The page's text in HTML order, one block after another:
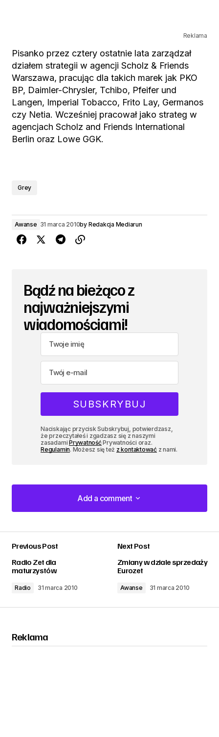
Reklama
Pisanko przez cztery ostatnie lata zarządzał
działem strategii w agencji Scholz & Friends
Warszawa, pracując dla takich marek jak PKO
BP, Daimler-Chrysler, Tchibo, Pfeifer und
Langen, Imperial Tobacco, Frito Lay, Germanos
czy Netia. Wcześniej pracował jako strateg w
agencjach Scholz and Friends International
Berlin oraz Lowe GGK.
Grey
Awanse 31 marca 2010by Redakcja Mediarun
Bądź na bieżąco z
najważniejszymi
wiadomościami!
Naciskając przycisk Subskrybuj, potwierdzasz,
że przeczytałeś i zgadzasz się z naszymi
zasadamiPrywatnośćPrywatności oraz.
Regulamin. Możesz się też z kontaktowaćz nami.
Add a comment
Add a comment
Previous Post
Radio Zet dla
maturzystów
Radio 31 marca 2010
Next Post
Zmiany w dziale sprzedaży
Eurozet
Awanse 31 marca 2010
Reklama